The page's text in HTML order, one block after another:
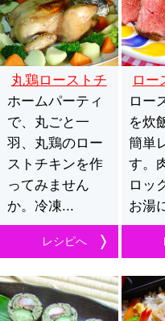
丸鶏ローストチ
キン
ホームパーティ
で、丸ごと一
羽、丸鶏のロー
ストチキンを作
ってみません
か。冷凍...
レシピへ
ロー
ロー
を炊
簡単
す。
ロッ
お湯